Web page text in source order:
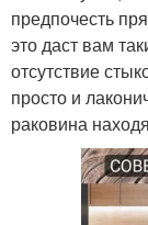
предпочесть
это даст вам
отсутствие
просто и
раковина